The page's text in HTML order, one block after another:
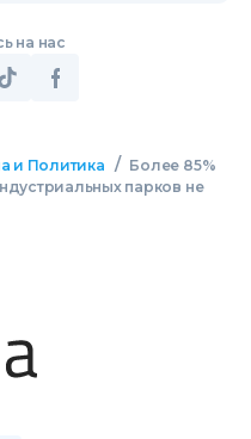
на нас
и Политика / Более 85%
парков не